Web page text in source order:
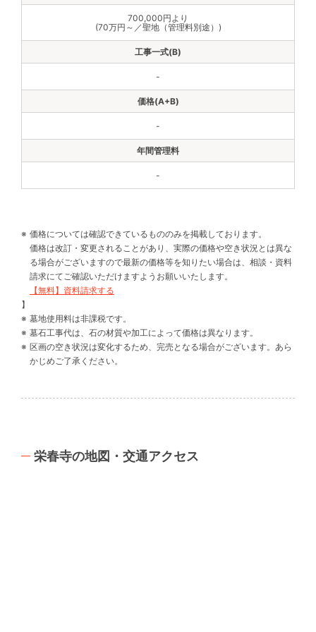
700,000円より
(70万円～／聖地（管理料別途）)
-
-
-
価格については確認できているもののみを掲載しております。
価格は改訂・変更されることがあり、実際の価格や空き状況とは異な
る場合がございますので最新の価格等を知りたい場合は、相談・資料
請求にてご確認いただけますようお願いいたします。
【無料】資料請求する
】
墓地使用料は非課税です。
墓石工事代は、石の材質や加工によって価格は異なります。
区画の空き状況は変化するため、完売となる場合がございます。あら
かじめご了承ください。
栄春寺の地図・交通アクセス